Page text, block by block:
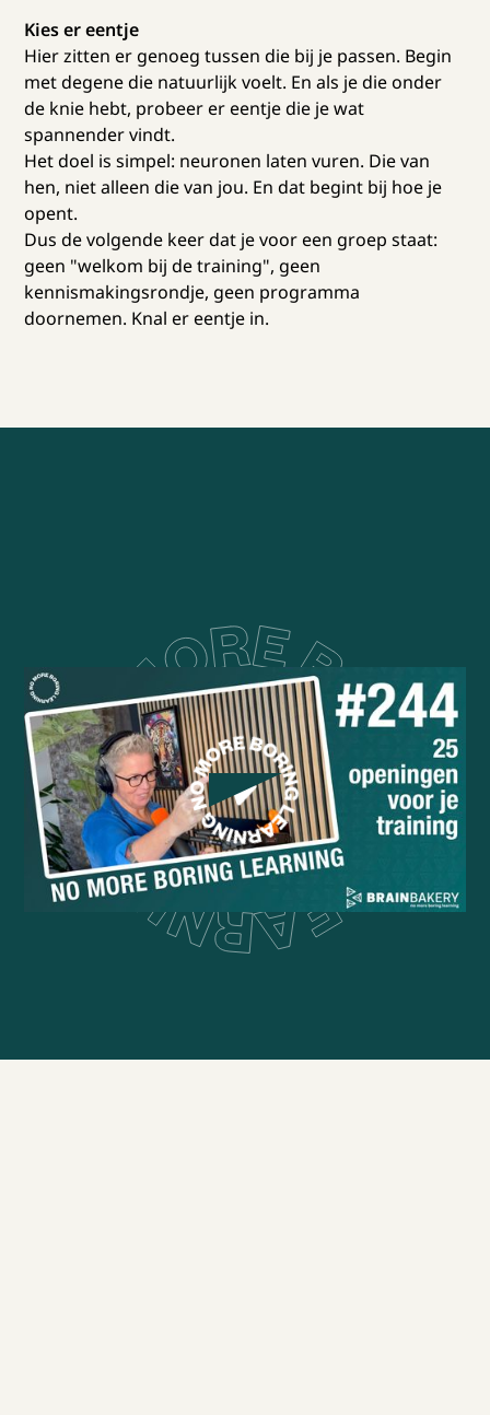
Kies er eentje
Hier zitten er genoeg tussen die bij je passen. Begin
met degene die natuurlijk voelt. En als je die onder
de knie hebt, probeer er eentje die je wat
spannender vindt.
Het doel is simpel: neuronen laten vuren. Die van
hen, niet alleen die van jou. En dat begint bij hoe je
opent.
Dus de volgende keer dat je voor een groep staat:
geen "welkom bij de training", geen
kennismakingsrondje, geen programma
doornemen. Knal er eentje in.